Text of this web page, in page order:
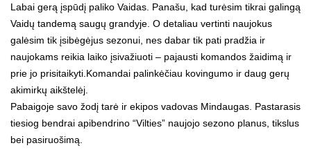
Labai gerą įspūdį paliko Vaidas. Panašu, kad turėsim tikrai galingą
Vaidų tandemą saugų grandyje. O detaliau vertinti naujokus
galėsim tik įsibėgėjus sezonui, nes dabar tik pati pradžia ir
naujokams reikia laiko įsivažiuoti – pajausti komandos žaidimą ir
prie jo prisitaikyti.Komandai palinkėčiau kovingumo ir daug gerų
akimirkų aikštelėj.
Pabaigoje savo žodį tarė ir ekipos vadovas Mindaugas. Pastarasis
tiesiog bendrai apibendrino “Vilties” naujojo sezono planus, tikslus
bei pasiruošimą.